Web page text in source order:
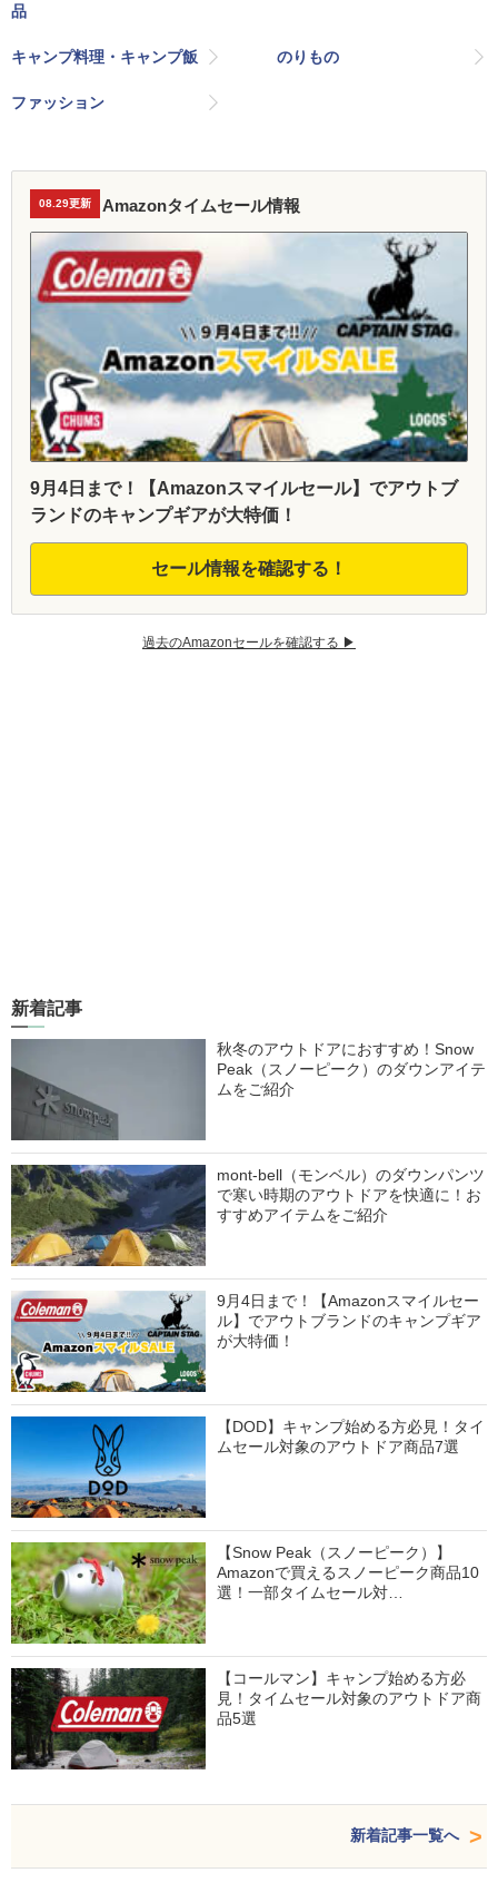
品
キャンプ料理・キャンプ飯 のりもの
ファッション
08.29更新 Amazonタイムセール情報
9月4日まで！【Amazonスマイルセール】でアウトブ
ランドのキャンプギアが大特価！
セール情報を確認する！
過去のAmazonセールを確認する ▶︎
新着記事
秋冬のアウトドアにおすすめ！Snow
Peak（スノーピーク）のダウンアイテ
ムをご紹介
mont-bell（モンベル）のダウンパンツ
で寒い時期のアウトドアを快適に！お
すすめアイテムをご紹介
9月4日まで！【Amazonスマイルセー
ル】でアウトブランドのキャンプギア
が大特価！
【DOD】キャンプ始める方必見！タイ
ムセール対象のアウトドア商品7選
【Snow Peak（スノーピーク）】
Amazonで買えるスノーピーク商品10
選！一部タイムセール対…
【コールマン】キャンプ始める方必
見！タイムセール対象のアウトドア商
品5選
新着記事一覧へ